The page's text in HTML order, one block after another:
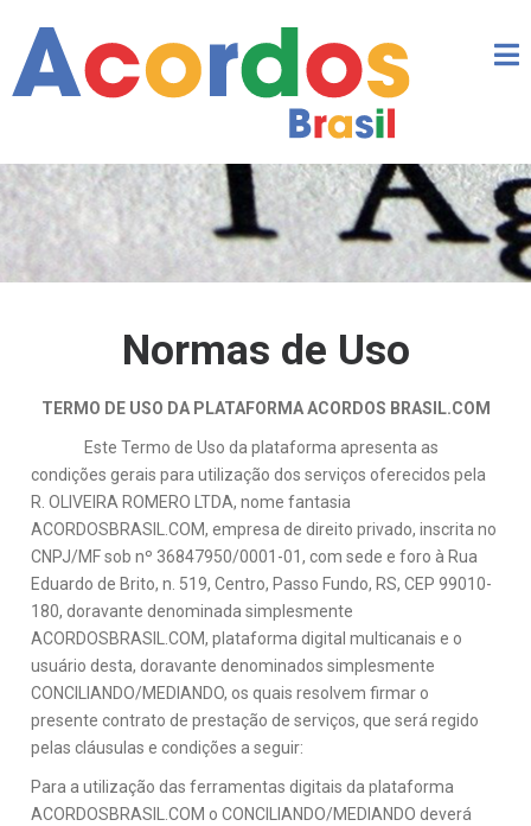
Normas de Uso
TERMO DE USO DA PLATAFORMA ACORDOS BRASIL.COM
Este Termo de Uso da plataforma apresenta as
condições gerais para utilização dos serviços oferecidos pela
R. OLIVEIRA ROMERO LTDA, nome fantasia
ACORDOSBRASIL.COM, empresa de direito privado, inscrita no
CNPJ/MF sob nº 36847950/0001-01, com sede e foro à Rua
Eduardo de Brito, n. 519, Centro, Passo Fundo, RS, CEP 99010-
180, doravante denominada simplesmente
ACORDOSBRASIL.COM, plataforma digital multicanais e o
usuário desta, doravante denominados simplesmente
CONCILIANDO/MEDIANDO, os quais resolvem firmar o
presente contrato de prestação de serviços, que será regido
pelas cláusulas e condições a seguir:
Para a utilização das ferramentas digitais da plataforma
ACORDOSBRASIL.COM o CONCILIANDO/MEDIANDO deverá